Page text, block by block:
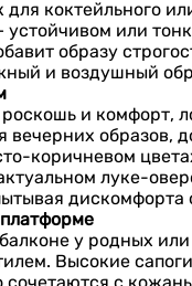
коктейльного
или
образу
и воздушный
и комфорт,
вечерних
коричневом
луке-
дискомфорта
у родных
Высокие